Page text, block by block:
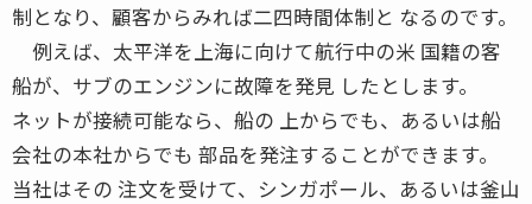
制となり、顧客からみれば二四時間体制と なるのです。
例えば、太平洋を上海に向けて航行中の米 国籍の客
船が、サブのエンジンに故障を発見 したとします。
ネットが接続可能なら、船の 上からでも、あるいは船
会社の本社からでも 部品を発注することができます。
当社はその 注文を受けて、シンガポール、あるいは釜山